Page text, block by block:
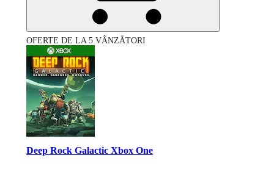
OFERTE DE LA 5 VÂNZĂTORI
Deep Rock Galactic Xbox One